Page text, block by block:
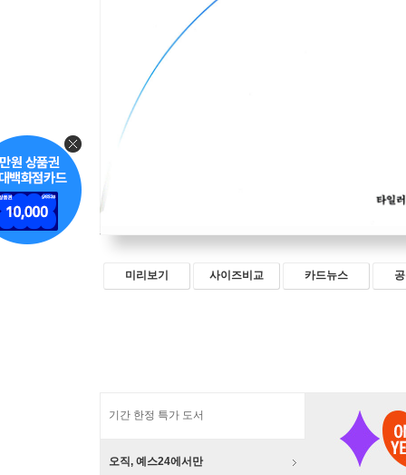
미리보기 사이즈비교 카드뉴스
기간 한정 특가 도서
오직, 예스24에서만